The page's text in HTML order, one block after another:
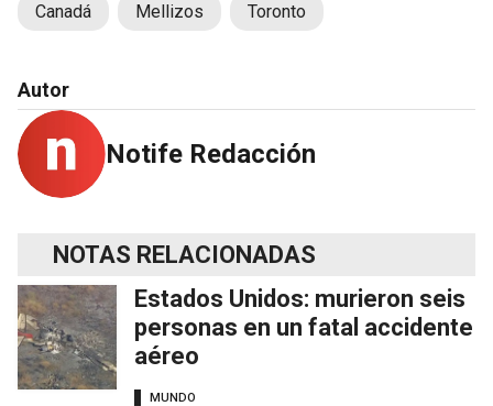
Canadá Mellizos Toronto
Autor
Notife Redacción
NOTAS RELACIONADAS
Estados Unidos: murieron seis
personas en un fatal accidente
aéreo
MUNDO